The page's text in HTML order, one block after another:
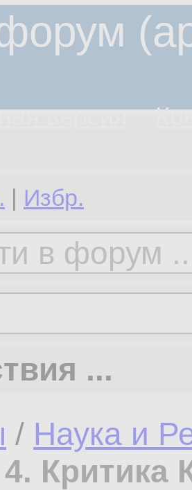
версия
| Избр.
...
/ Наука и
Критика